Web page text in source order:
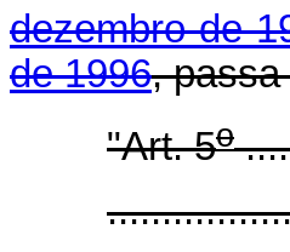
dezembro de
de 1996,
"Art. 5o